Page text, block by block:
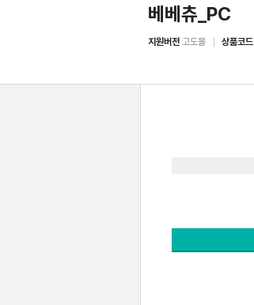
베베츄_PC
지원버전 고도몰 상품코드